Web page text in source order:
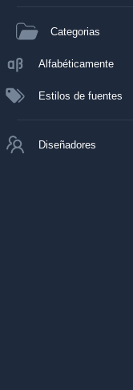
Categorias
Alfabéticamente
Estilos de fuentes
Diseñadores